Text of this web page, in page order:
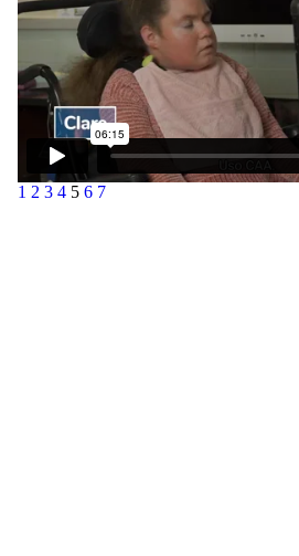
1 2 3 4 5 6 7